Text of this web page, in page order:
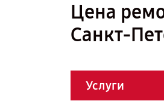
Цена
Санкт-
Услуги